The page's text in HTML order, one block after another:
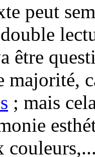
peut
être
majorité,
; mais